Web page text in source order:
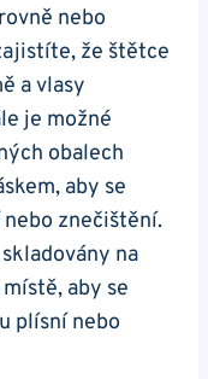
nebo
že ​štětce
a vlasy
je možné
⁣obalech
⁤aby se
znečištění.
na
aby se
plísní ‍nebo⁤